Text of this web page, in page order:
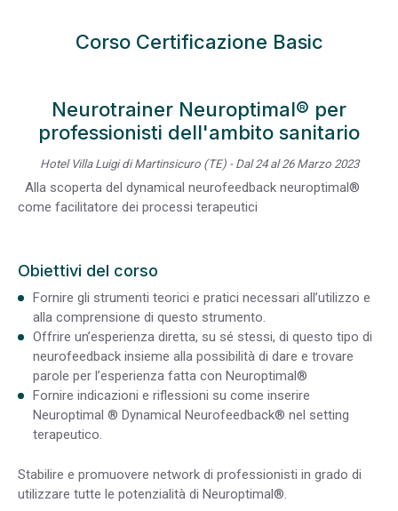
Corso Certificazione Basic
Neurotrainer Neuroptimal® per
professionisti dell'ambito sanitario
Hotel Villa Luigi di Martinsicuro (TE) - Dal 24 al 26 Marzo 2023
Alla scoperta del dynamical neurofeedback neuroptimal®
come facilitatore dei processi terapeutici
Obiettivi del corso
Fornire gli strumenti teorici e pratici necessari all’utilizzo e
alla comprensione di questo strumento.
Offrire un’esperienza diretta, su sé stessi, di questo tipo di
neurofeedback insieme alla possibilità di dare e trovare
parole per l’esperienza fatta con Neuroptimal®
Fornire indicazioni e riflessioni su come inserire
Neuroptimal ® Dynamical Neurofeedback® nel setting
terapeutico.
Stabilire e promuovere network di professionisti in grado di
utilizzare tutte le potenzialità di Neuroptimal®.